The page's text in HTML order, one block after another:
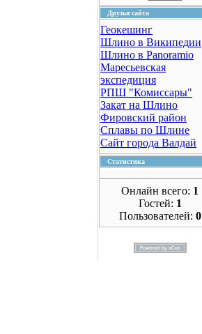
Друзья сайта
Геокешинг
Шлино в Википедии
Шлино в Panoramio
Маресьевская
экспедиция
РПШ "Комиссары"
Закат на Шлино
Фировский район
Сплавы по Шлине
Сайт города Валдай
Статистика
Онлайн всего: 1
Гостей: 1
Пользователей: 0